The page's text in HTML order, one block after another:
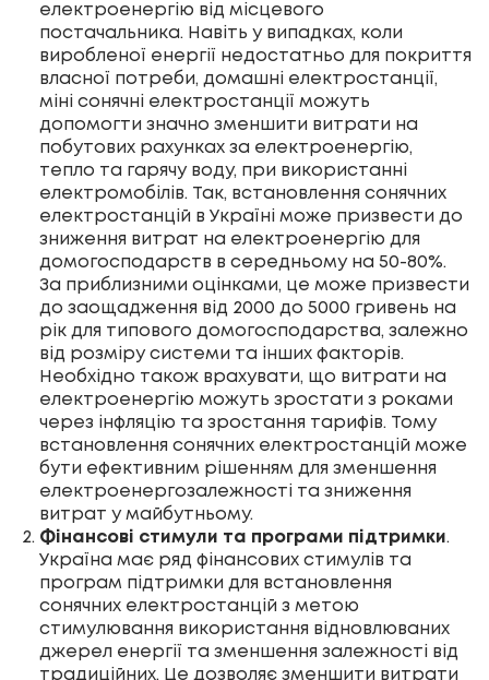
електроенергію від місцевого
постачальника. Навіть у випадках, коли
виробленої енергії недостатньо для покриття
власної потреби, домашні електростанції,
міні сонячні електростанції можуть
допомогти значно зменшити витрати на
побутових рахунках за електроенергію,
тепло та гарячу воду, при використанні
електромобілів. Так, встановлення сонячних
електростанцій в Україні може призвести до
зниження витрат на електроенергію для
домогосподарств в середньому на 50-80%.
За приблизними оцінками, це може призвести
до заощадження від 2000 до 5000 гривень на
рік для типового домогосподарства, залежно
від розміру системи та інших факторів.
Необхідно також врахувати, що витрати на
електроенергію можуть зростати з роками
через інфляцію та зростання тарифів. Тому
встановлення сонячних електростанцій може
бути ефективним рішенням для зменшення
електроенергозалежності та зниження
витрат у майбутньому.
Фінансові стимули та програми підтримки.
Україна має ряд фінансових стимулів та
програм підтримки для встановлення
сонячних електростанцій з метою
стимулювання використання відновлюваних
джерел енергії та зменшення залежності від
традиційних. Це дозволяє зменшити витрати